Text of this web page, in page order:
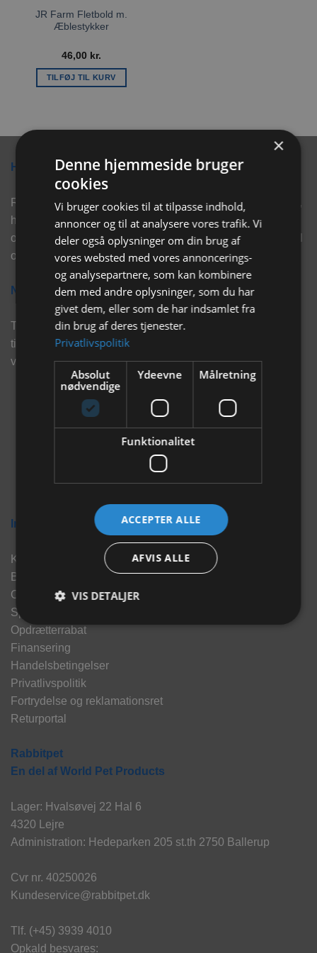
JR Farm Fletbold m.
Æblestykker
46,00 kr.
TILFØJ TIL KURV
Hvorfor vælge Rabbitpet?
Rabbitpet sælger ikke kun kvalitetsprodukter såsom, foder,
hø, aktivering, strøelse mm. til vores kunder. Vi hjælper
også med rådgivning, så tøv ikke med at skrive eller ring til
os for hjælp..
Nyhedsbrev
Tilmeld dig vores nyhedsbrev og eksklusive tilbud og få
tilbud på mail før andre gør. Vi vil holde dig opdateret med
vores seneste information, produkter og tilbud.
Information
Kontakt
Brand
Om os
Sponsorater
Opdrætterrabat
Finansering
Handelsbetingelser
Privatlivspolitik
Fortrydelse og reklamationsret
Returportal
Rabbitpet
En del af World Pet Products
Lager: Hvalsøvej 22 Hal 6
4320 Lejre
Administration: Hedeparken 205 st.th 2750 Ballerup
Cvr nr. 40250026
Kundeservice@rabbitpet.dk
Tlf. (+45) 3939 4010
Opkald besvares:
×
Denne hjemmeside bruger
cookies
Vi bruger cookies til at tilpasse indhold,
annoncer og til at analysere vores trafik. Vi
deler også oplysninger om din brug af
vores websted med vores annoncerings-
og analysepartnere, som kan kombinere
dem med andre oplysninger, som du har
givet dem, eller som de har indsamlet fra
din brug af deres tjenester.
Privatlivspolitik
Absolut
nødvendige
Ydeevne Målretning
Funktionalitet
ACCEPTER ALLE
AFVIS ALLE
VIS DETALJER